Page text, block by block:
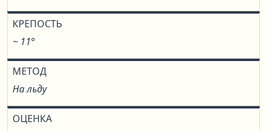
КРЕПОСТЬ
~ 11°
МЕТОД
На льду
ОЦЕНКА